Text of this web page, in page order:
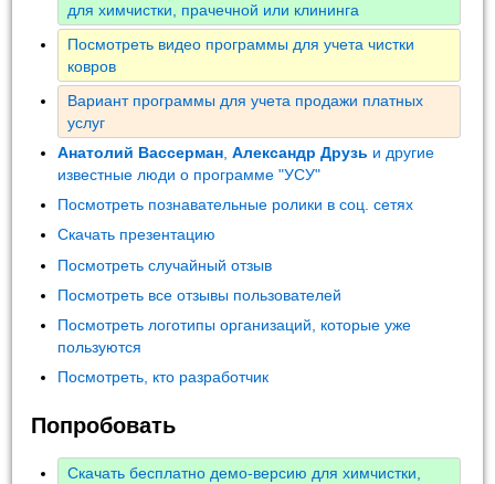
для химчистки, прачечной или клининга
Посмотреть видео программы для учета чистки
ковров
Вариант программы для учета продажи платных
услуг
Анатолий Вассерман ,Александр Друзь и другие
известные люди о программе "УСУ"
Посмотреть познавательные ролики в соц. сетях
Скачать презентацию
Посмотреть случайный отзыв
Посмотреть все отзывы пользователей
Посмотреть логотипы организаций, которые уже
пользуются
Посмотреть, кто разработчик
Попробовать
Скачать бесплатно демо-версию для химчистки,